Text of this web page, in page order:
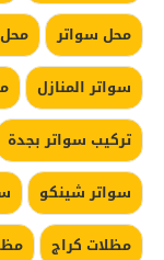
محل سواتر
سواتر المنازل
تركيب سواتر بجدة
سواتر شينكو
مظلات كراج